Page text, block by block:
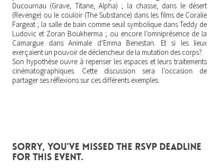
Ducournau (Grave, Titane, Alpha) ; la chasse, dans le désert
(Revenge) ou le couloir (The Substance) dans les films de Coralie
Fargeat ; la salle de bain comme seuil symbolique dans Teddy de
Ludovic et Zoran Boukherma ; ou encore l’omniprésence de la
Camargue dans Animale d’Emma Benestan. Et si les lieux
exerçaient un pouvoir de déclencheur de la mutation des corps?
Son hypothèse ouvre à repenser les espaces et leurs traitements
cinématographiques. Cette discussion sera l’occasion de
partager ses réflexions sur ces différents exemples.
Sorry, you've missed the RSVP deadline
for this event.